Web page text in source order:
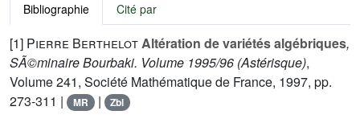
Bibliographie Cité par
[1] Pierre BerthelotAltération de variétés algébriques,
SÃ©minaire Bourbaki. Volume 1995/96 (Astérisque),
Volume 241, Société Mathématique de France, 1997, pp.
273-311 |
MR | Zbl